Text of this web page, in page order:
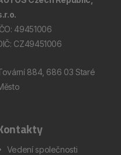
49451006
CZ49451006
884, 686 03 Staré
Vedení společnosti